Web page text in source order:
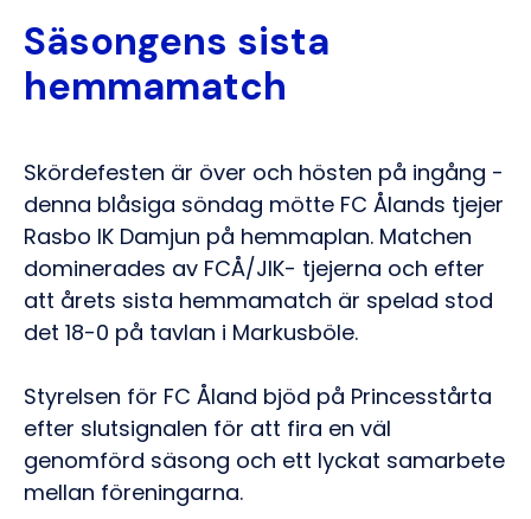
Säsongens sista
hemmamatch
Skördefesten är över och hösten på ingång -
denna blåsiga söndag mötte FC Ålands tjejer
Rasbo IK Damjun på hemmaplan. Matchen
dominerades av FCÅ/JIK- tjejerna och efter
att årets sista hemmamatch är spelad stod
det 18-0 på tavlan i Markusböle.
Styrelsen för FC Åland bjöd på Princesstårta
efter slutsignalen för att fira en väl
genomförd säsong och ett lyckat samarbete
mellan föreningarna.